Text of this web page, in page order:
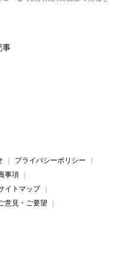
事
プライバシーポリシー
事項
イトマップ
意見・ご要望